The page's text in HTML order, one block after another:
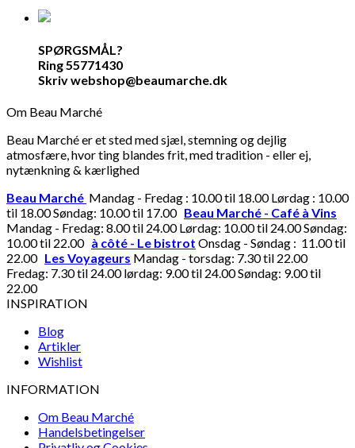
SPØRGSMÅL?
Ring 55771430
Skriv webshop@beaumarche.dk
Om Beau Marché
Beau Marché er et sted med sjæl, stemning og dejlig
atmosfære, hvor ting blandes frit, med tradition - eller ej,
nytænkning & kærlighed
Beau Marché Mandag - Fredag : 10.00 til 18.00 Lørdag : 10.00
til 18.00 Søndag: 10.00 til 17.00 Beau Marché - Café à Vins
Mandag - Fredag: 8.00 til 24.00 Lørdag: 10.00 til 24.00 Søndag:
10.00 til 22.00 à côté - Le bistrot Onsdag - Søndag : 11.00 til
22.00 Les Voyageurs Mandag - torsdag: 7.30 til 22.00
Fredag: 7.30 til 24.00 lørdag: 9.00 til 24.00 Søndag: 9.00 til
22.00
INSPIRATION
Blog
Artikler
Wishlist
INFORMATION
Om Beau Marché
Handelsbetingelser